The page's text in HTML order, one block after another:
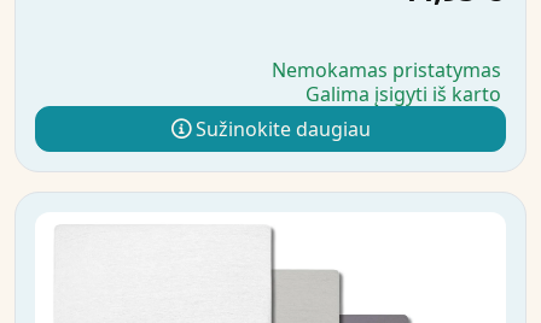
Nemokamas pristatymas
Galima įsigyti iš karto
Sužinokite daugiau